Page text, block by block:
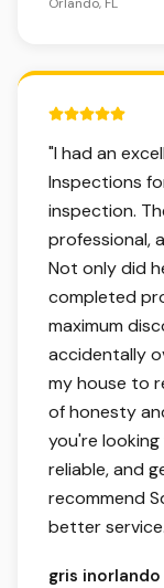
5 out of 5
"I had an
Inspections
inspection.
professional,
Not only did
completed
maximum
accidentally
my house to
of honesty
you're
reliable, and
recommend
better service.
gris inorlando